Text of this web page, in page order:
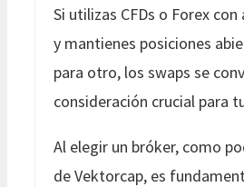
Si utilizas CFDs o Forex
y mantienes posiciones
para otro, los swaps se
consideración crucial para
Al elegir un bróker, como
de Vektorcap, es